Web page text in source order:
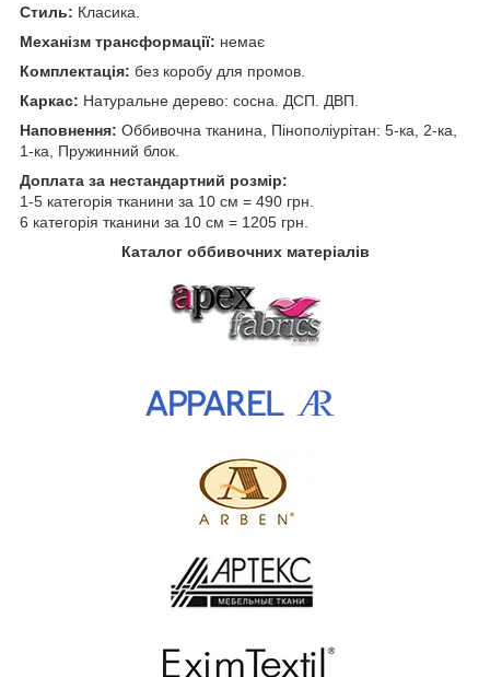
Стиль: Класика.
Механізм трансформації: немає
Комплектація: без коробу для промов.
Каркас: Натуральне дерево: сосна. ДСП. ДВП.
Наповнення: Оббивочна тканина, Пінополіурітан: 5-ка, 2-ка,
1-ка, Пружинний блок.
Доплата за нестандартний розмір:
1-5 категорія тканини за 10 см = 490 грн.
6 категорія тканини за 10 см = 1205 грн.
Каталог оббивочних матеріалів